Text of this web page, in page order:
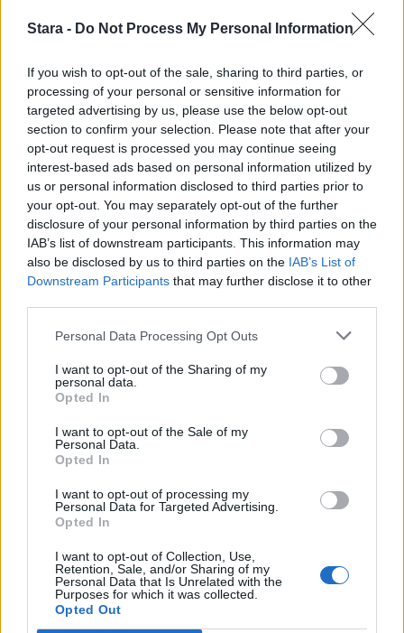
Stara - Do Not Process My Personal Information
If you wish to opt-out of the sale, sharing to third parties, or
processing of your personal or sensitive information for
targeted advertising by us, please use the below opt-out
section to confirm your selection. Please note that after your
opt-out request is processed you may continue seeing
interest-based ads based on personal information utilized by
us or personal information disclosed to third parties prior to
your opt-out. You may separately opt-out of the further
disclosure of your personal information by third parties on the
IAB’s list of downstream participants. This information may
also be disclosed by us to third parties on the IAB’s List of
Downstream Participants that may further disclose it to other
Personal Data Processing Opt Outs
I want to opt-out of the Sharing of my
personal data.
Opted In
I want to opt-out of the Sale of my
Personal Data.
Opted In
I want to opt-out of processing my
Personal Data for Targeted Advertising.
Opted In
I want to opt-out of Collection, Use,
Retention, Sale, and/or Sharing of my
Personal Data that Is Unrelated with the
Purposes for which it was collected.
Opted Out
3
MATKAILU
Finnairin lennoista osan lentää
jatkossa toinen lentoyhtiö –
matkustajille tärkeä rajoitus
4
UUTISET
Kela muuttaa terapiakäytäntöä